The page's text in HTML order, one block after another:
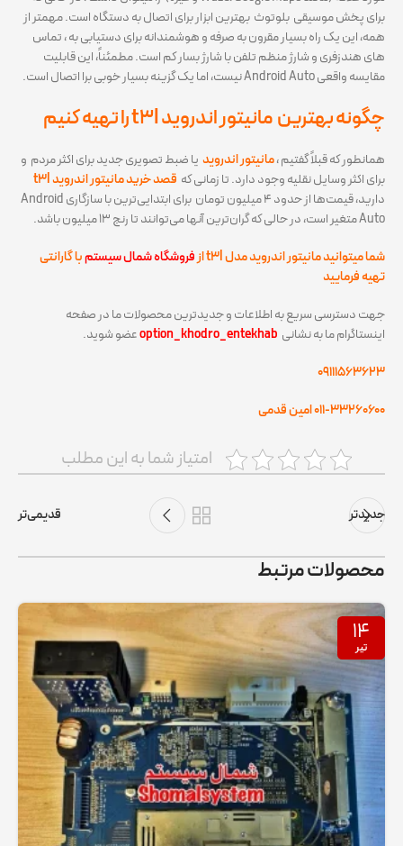
برای پخش موسیقی بلوتوث بهترین ابزار برای اتصال به دستگاه است. مهمتر از
همه، این یک راه بسیار مقرون به صرفه و هوشمندانه برای دستیابی به ، تماس
های هندزفری و شارژ منظم تلفن با شارژ بسار کم است. مطمئناً، این قابلیت
مقایسه واقعی Android Auto نیست، اما یک گزینه بسیار خوبی برا اتصال است.
چگونه بهترین مانیتور اندروید t3l را تهیه کنیم
همانطور که قبلاً گفتیم ،مانیتور اندروید یا ضبط تصویری جدید برای اکثر مردم و
برای اکثر وسایل نقلیه وجود دارد. تا زمانی که قصد خرید مانیتور اندروید t3l
دارید، قیمت‌ها از حدود ۴ میلیون تومان برای ابتدایی‌ترین با سازگاری Android
Auto متغیر است، در حالی که گران‌ترین آنها می‌توانند تا رنج ۱۳ میلیون باشد.
شما میتوانید مانیتور اندروید مدل t3l از
فروشگاه شمال سیستمبا گارانتی
تهیه فرمایید
جهت دسترسی سریع به اطلاعات و جدیدترین محصولات ما در صفحه
اینستاگرام ما به نشانی option_khodro_entekhabعضو شوید.
۰۹۱۱۱۵۶۳۶۲۳
۰۱۱-۳۳۲۶۰۶۰۰ امین قدمی
امتیاز شما به این مطلب
جدیدتر قدیمی‌تر
محصولات مرتبط
۱۴
تیر